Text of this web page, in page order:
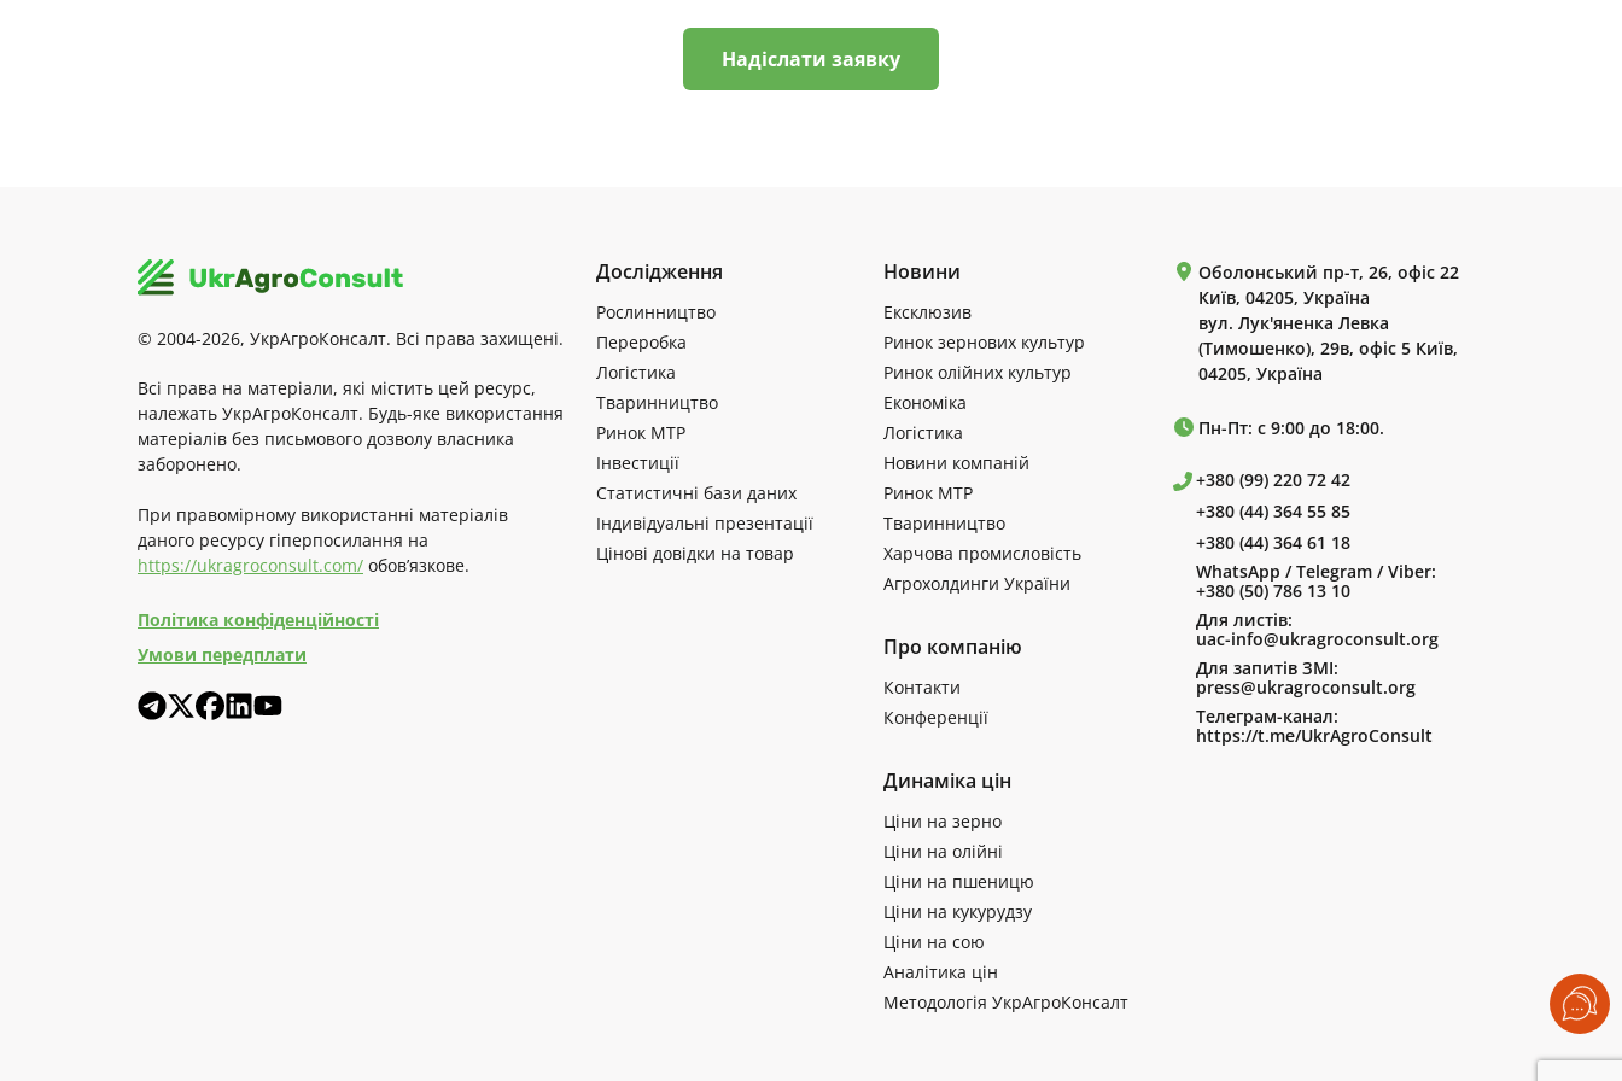
Надіслати заявку
© 2004-2026, УкрАгроКонсалт. Всі права захищені.
Всі права на матеріали, які містить цей ресурс,
належать УкрАгроКонсалт. Будь-яке використання
матеріалів без письмового дозволу власника
заборонено.
При правомірному використанні матеріалів
даного ресурсу гіперпосилання на
https://ukragroconsult.com/ обов’язкове.
Політика конфіденційності
Умови передплати
Дослідження
Рослинництво
Переробка
Логістика
Тваринництво
Ринок МТР
Інвестиції
Статистичні бази даних
Індивідуальні презентації
Цінові довідки на товар
Новини
Ексклюзив
Ринок зернових культур
Ринок олійних культур
Економіка
Логістика
Новини компаній
Ринок МТР
Тваринництво
Харчова промисловість
Агрохолдинги України
Про компанію
Контакти
Конференції
Динаміка цін
Ціни на зерно
Ціни на олійні
Ціни на пшеницю
Ціни на кукурудзу
Ціни на сою
Аналітика цін
Методологія УкрАгроКонсалт
Оболонський пр-т, 26, офіс 22
Київ, 04205, Україна
вул. Лук'яненка Левка
(Тимошенко), 29в, офіс 5 Київ,
04205, Україна
Пн-Пт: с 9:00 до 18:00.
+380 (99) 220 72 42
+380 (44) 364 55 85
+380 (44) 364 61 18
WhatsApp / Telegram / Viber:
+380 (50) 786 13 10
Для листів:
uac-info@ukragroconsult.org
Для запитів ЗМІ:
press@ukragroconsult.org
Телеграм-канал:
https://t.me/UkrAgroConsult